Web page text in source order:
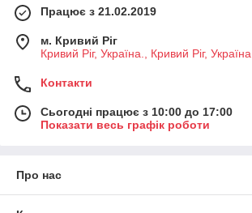
Працює з 21.02.2019
м. Кривий Ріг
Кривий Ріг, Україна., Кривий Ріг, Україна
Контакти
Сьогодні працює з 10:00 до 17:00
Показати весь графік роботи
Про нас